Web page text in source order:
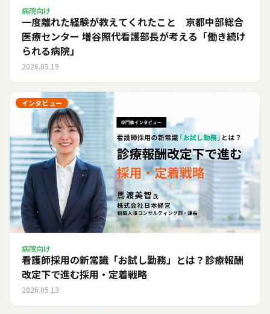
病院向け
一度離れた経験が教えてくれたこと 京都中部総合
医療センター 増谷照代看護部長が考える「働き続け
られる病院」
2026.05.19
インタビュー
病院向け
看護師採用の新常識「お試し勤務」とは？診療報酬
改定下で進む採用・定着戦略
2026.05.13